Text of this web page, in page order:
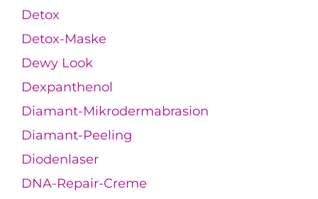
Detox
Detox-Maske
Dewy Look
Dexpanthenol
Diamant-Mikrodermabrasion
Diamant-Peeling
Diodenlaser
DNA-Repair-Creme